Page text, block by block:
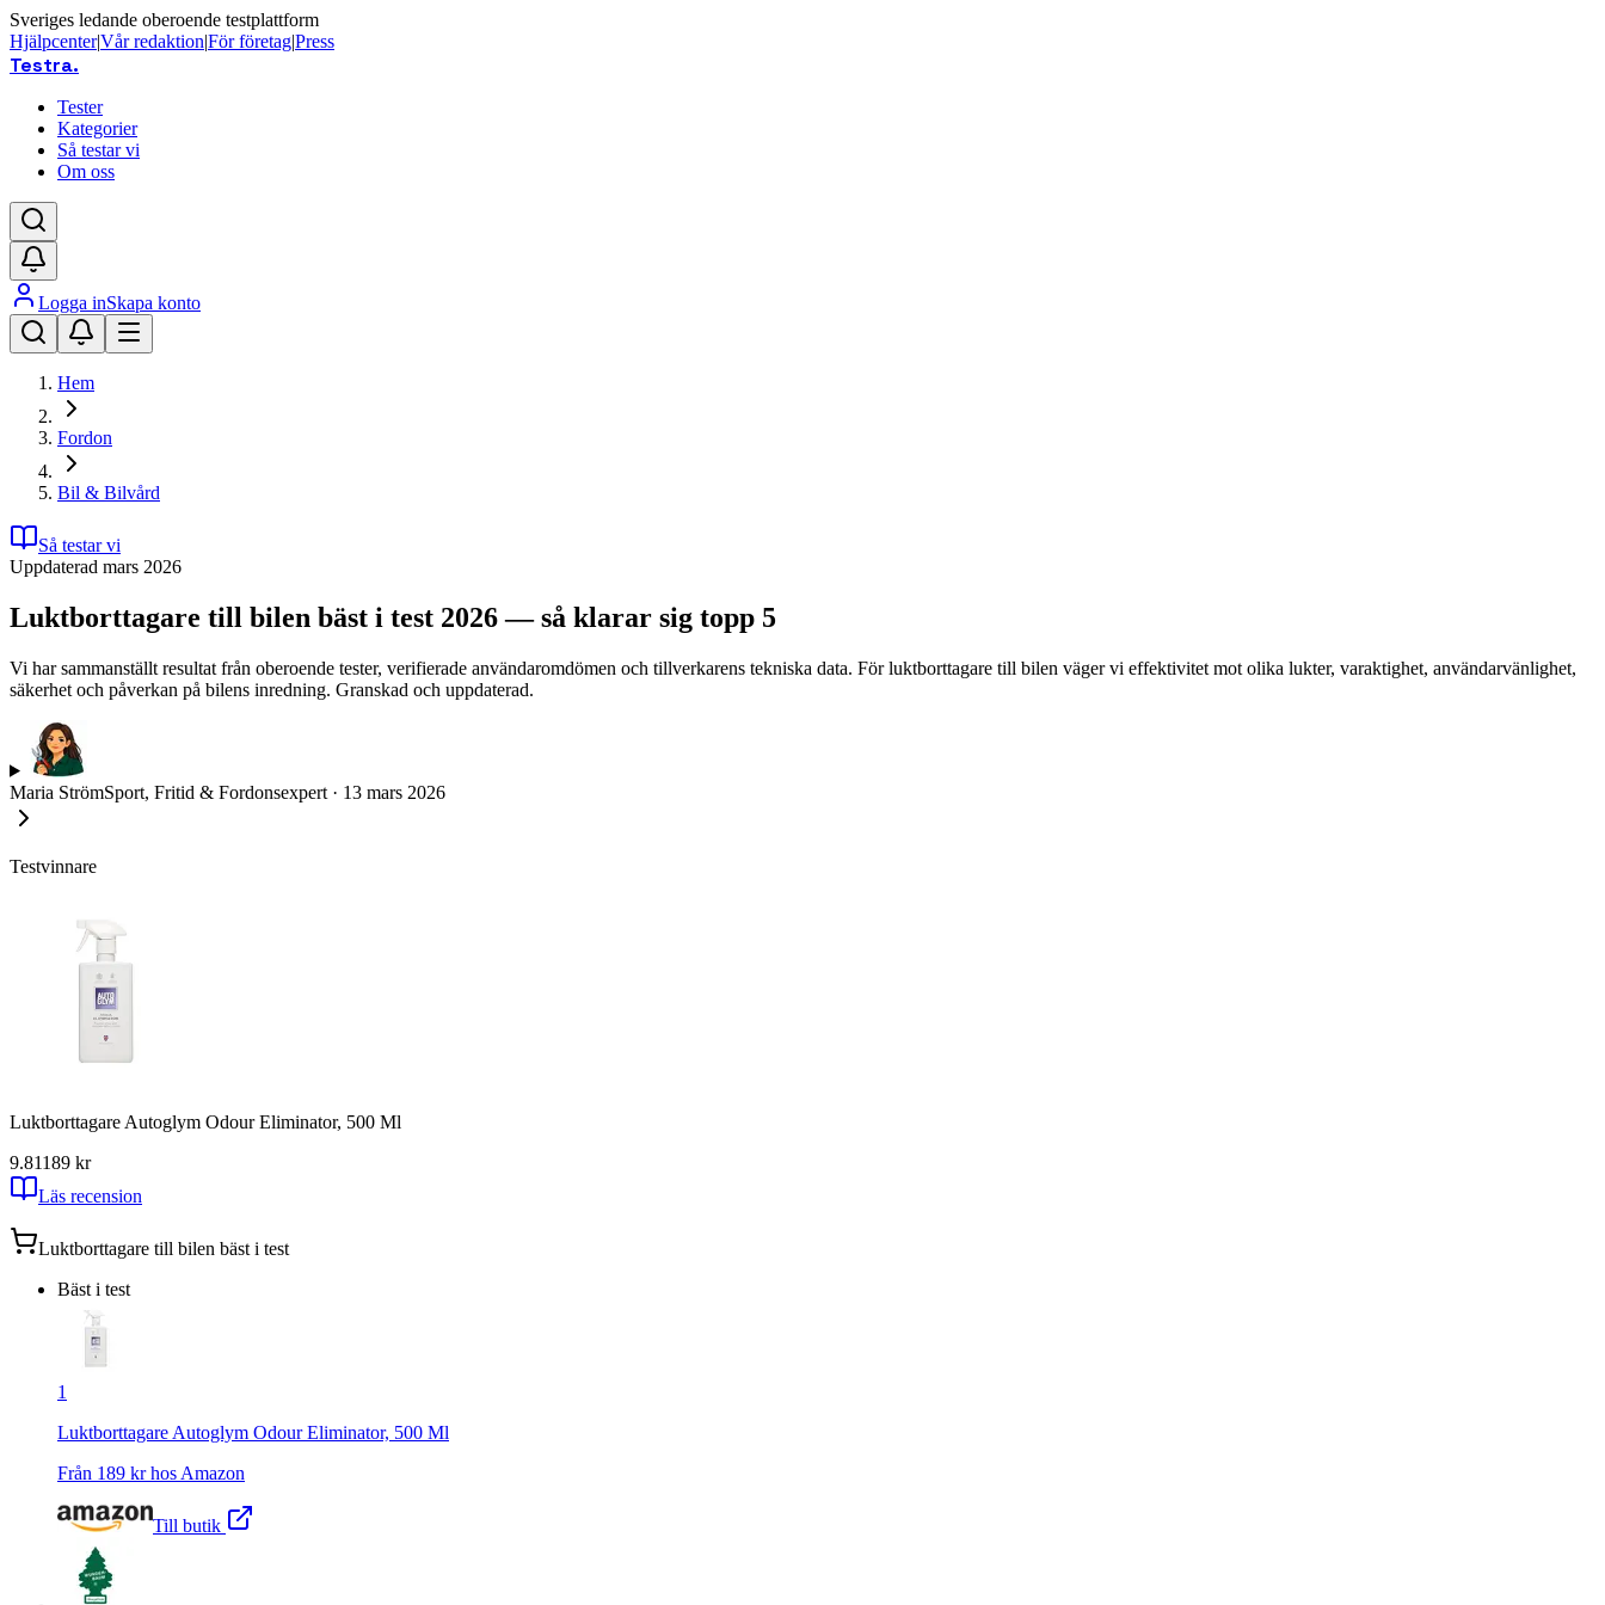
Sveriges ledande oberoende testplattform
Hjälpcenter|Vår redaktion|För företag|Press
Testra.
Tester
Kategorier
Så testar vi
Om oss
Logga inSkapa konto
Hem
Fordon
Bil & Bilvård
Så testar vi
Uppdaterad mars 2026
Luktborttagare till bilen bäst i test 2026 — så klarar sig topp 5
Vi har sammanställt resultat från oberoende tester, verifierade användaromdömen och tillverkarens tekniska data. För luktborttagare till bilen väger vi effektivitet mot olika lukter, varaktighet, användarvänlighet,
säkerhet och påverkan på bilens inredning. Granskad och uppdaterad.
Maria StrömSport, Fritid & Fordonsexpert · 13 mars 2026
Testvinnare
Luktborttagare Autoglym Odour Eliminator, 500 Ml
9.81189 kr
Läs recension
Luktborttagare till bilen bäst i test
Bäst i test
1
Luktborttagare Autoglym Odour Eliminator, 500 Ml
Från 189 kr hos Amazon
Till butik